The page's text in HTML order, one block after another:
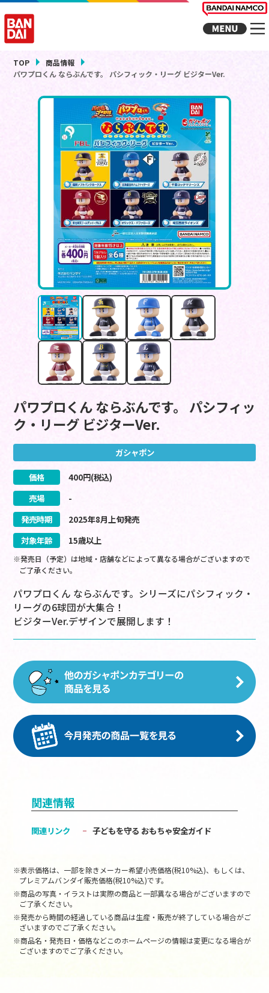
TOP
商品情報
パワプロくん ならぶんです。 パシフィック・リーグ ビジターVer.
パワプロくん ならぶんです。 パシフィッ
ク・リーグ ビジターVer.
ガシャポン
価格 400円(税込)
売場
-
発売時期
2025年8月 上旬発売
対象年齢
15歳以上
※発売日（予定）は地域・店舗などによって異なる場合がございますので
ご了承ください。
パワプロくん ならぶんです。シリーズにパシフィック・
リーグの6球団が大集合！
ビジターVer.デザインで展開します！
関連情報
関連リンク 子どもを守る おもちゃ安全ガイド
※表示価格は、一部を除きメーカー希望小売価格(税10%込)、もしくは、
プレミアムバンダイ販売価格(税10%込)です。
※商品の写真・イラストは実際の商品と一部異なる場合がございますので
ご了承ください。
※発売から時間の経過している商品は生産・販売が終了している場合がご
ざいますのでご了承ください。
※商品名・発売日・価格などこのホームページの情報は変更になる場合が
ございますのでご了承ください。